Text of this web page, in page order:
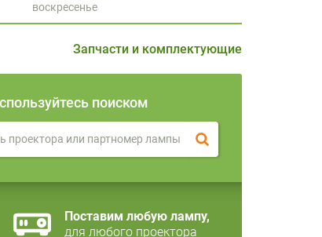
воскресенье
Запчасти и комплектующие
поиском
Поставим любую лампу,
для любого проектора